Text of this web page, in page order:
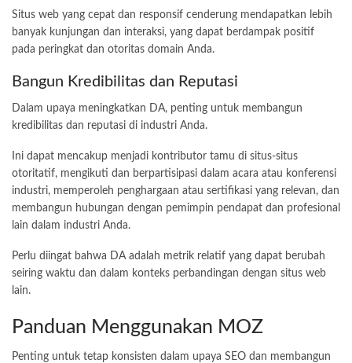
Situs web yang cepat dan responsif cenderung mendapatkan lebih
banyak kunjungan dan interaksi, yang dapat berdampak positif
pada peringkat dan otoritas domain Anda.
Bangun Kredibilitas dan Reputasi
Dalam upaya meningkatkan DA, penting untuk membangun
kredibilitas dan reputasi di industri Anda.
Ini dapat mencakup menjadi kontributor tamu di situs-situs
otoritatif, mengikuti dan berpartisipasi dalam acara atau konferensi
industri, memperoleh penghargaan atau sertifikasi yang relevan, dan
membangun hubungan dengan pemimpin pendapat dan profesional
lain dalam industri Anda.
Perlu diingat bahwa DA adalah metrik relatif yang dapat berubah
seiring waktu dan dalam konteks perbandingan dengan situs web
lain.
Panduan Menggunakan MOZ
Penting untuk tetap konsisten dalam upaya SEO dan membangun